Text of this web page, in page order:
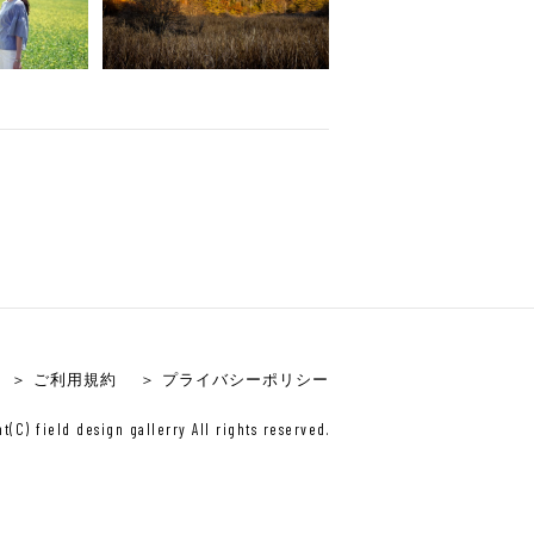
＞ ご利用規約 ＞ プライバシーポリシー
field design gallerry All rights reserved.